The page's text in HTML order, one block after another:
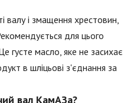
валу і змащення хрестовин,
для цього
густе масло, яке не засихає
в шліцьові з'єднання за
вал КамАЗа?